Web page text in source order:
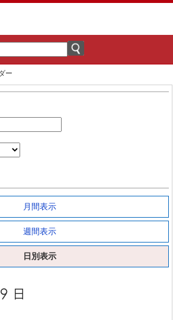
ー
月間表示
週間表示
日別表示